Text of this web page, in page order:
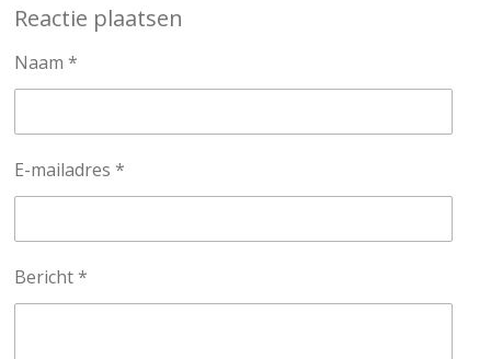
e
n
l
r
e
e
n
Reactie plaatsen
Naam *
E-mailadres *
Bericht *